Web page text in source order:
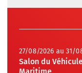
27/08/2026 au 31/
Salon du